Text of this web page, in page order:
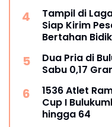
Tampil di
Siap Kirim
Bertahan
Dua Pria di
Sabu 0,17
1536 Atlet
Cup I
hingga 64